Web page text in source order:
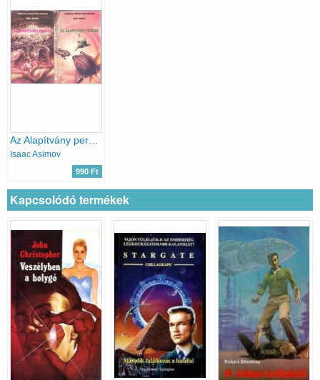
Isaac Asimov
990 Ft
Kapcsolódó termékek